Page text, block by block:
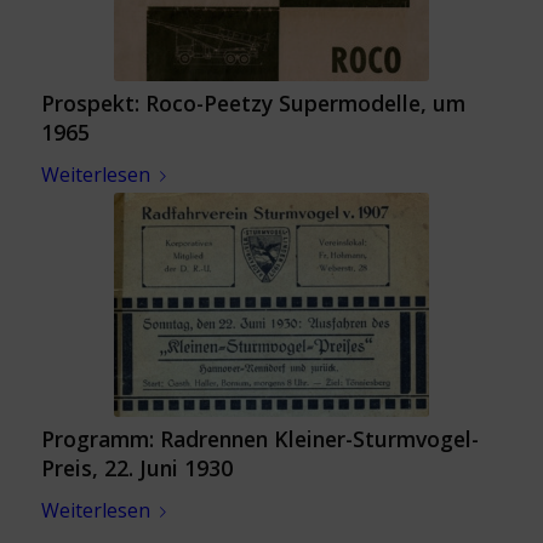
Prospekt: Roco-Peetzy Supermodelle, um
1965
Weiterlesen
Programm: Radrennen Kleiner-Sturmvogel-
Preis, 22. Juni 1930
Weiterlesen